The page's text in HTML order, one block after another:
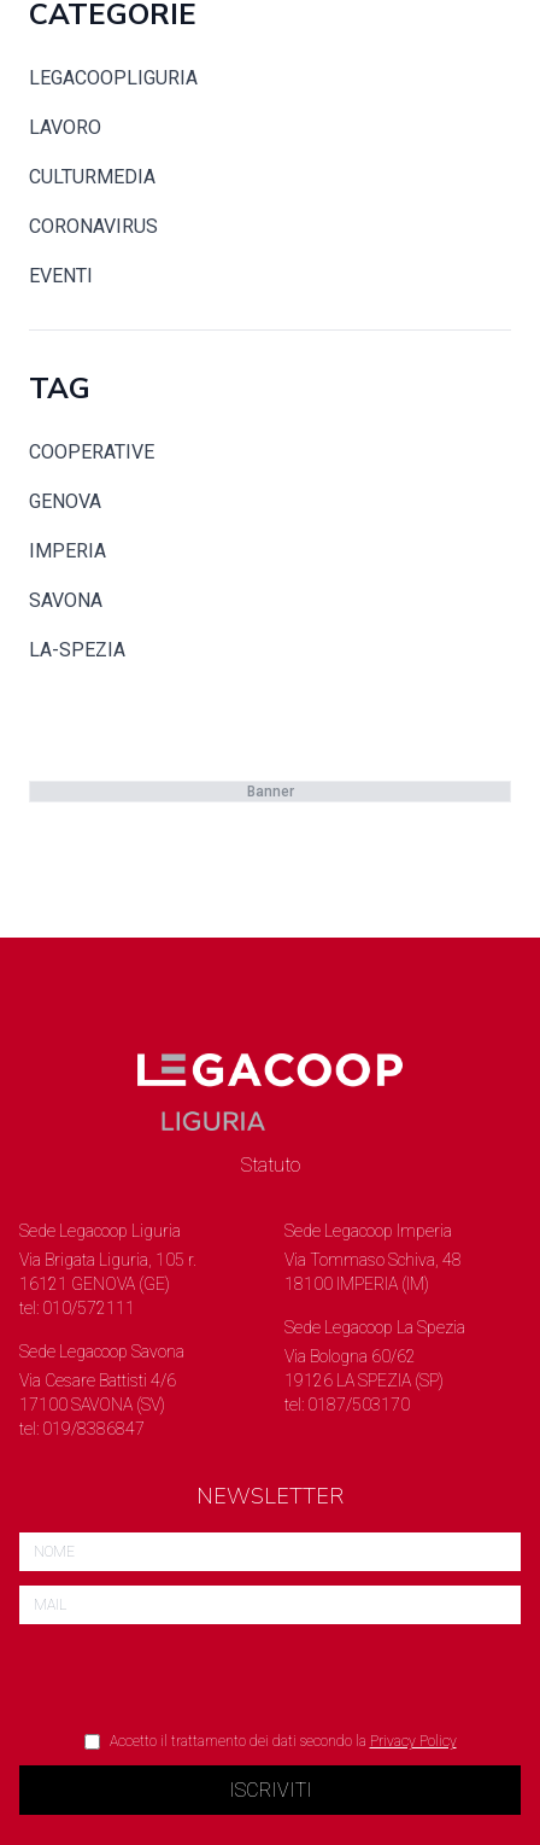
CATEGORIE
LEGACOOPLIGURIA
LAVORO
CULTURMEDIA
CORONAVIRUS
EVENTI
TAG
COOPERATIVE
GENOVA
IMPERIA
SAVONA
LA-SPEZIA
Banner
Statuto
Sede Legacoop Liguria
Via Brigata Liguria, 105 r.
16121 GENOVA (GE)
tel: 010/572111
Sede Legacoop Savona
Via Cesare Battisti 4/6
17100 SAVONA (SV)
tel: 019/8386847
Sede Legacoop Imperia
Via Tommaso Schiva, 48
18100 IMPERIA (IM)
Sede Legacoop La Spezia
Via Bologna 60/62
19126 LA SPEZIA (SP)
tel: 0187/503170
NEWSLETTER
Accetto il trattamento dei dati secondo la Privacy Policy
ISCRIVITI